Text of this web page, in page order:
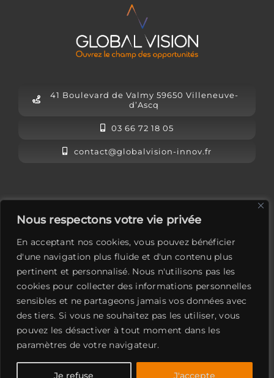
Nous respectons votre vie privée
En acceptant nos cookies, vous pouvez bénéficier
d'une navigation plus fluide et d'un contenu plus
pertinent et personnalisé. Nous n'utilisons pas les
cookies pour collecter des informations personnelles
sensibles et ne partageons jamais vos données avec
des tiers. Si vous ne souhaitez pas les utiliser, vous
pouvez les désactiver à tout moment dans les
paramètres de votre navigateur.
Je refuse J'accepte
41 Boulevard de Valmy 59650 Villeneuve-
d’Ascq
03 66 72 18 05
contact@globalvision-innov.fr
L’équipe Global Vision
Mentions légales
Contactez-nous
LinkedIn
Global Vision